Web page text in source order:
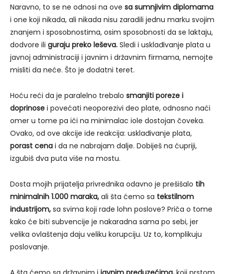
Naravno, to se ne odnosi na ove sa sumnjivim diplomama
i one koji nikada, ali nikada nisu zaradili jednu marku svojim
znanjem i sposobnostima, osim sposobnosti da se laktaju,
dodvore ili guraju preko leševa. Sledi i usklađivanje plata u
javnoj administraciji i javnim i državnim firmama, nemojte
misliti da neće. Što je dodatni teret.
Hoću reći da je paralelno trebalo smanjiti poreze i
doprinose i povećati neoporezivi deo plate, odnosno naći
omer u tome pa ići na minimalac iole dostojan čoveka.
Ovako, od ove akcije ide reakcija: usklađivanje plata,
porast cena i da ne nabrajam dalje. Dobiješ na ćupriji,
izgubiš dva puta više na mostu.
Dosta mojih prijatelja privrednika odavno je prešišalo tih
minimalnih 1.000 maraka, ali šta ćemo sa tekstilnom
industrijom, sa svima koji rade lohn poslove? Priča o tome
kako će biti subvencije je nakaradna sama po sebi, jer
velika ovlaštenja daju veliku korupciju. Uz to, komplikuju
poslovanje.